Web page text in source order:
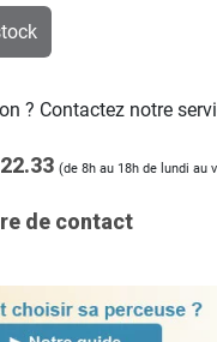
? Contactez notre
(de 8h au 18h de lundi au
de contact